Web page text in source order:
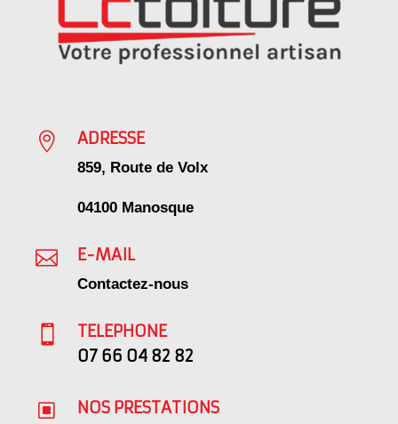
 ADRESSE
859, Route de Volx
04100 Manosque
 E-MAIL
Contactez-nous

TELEPHONE
07 66 04 82 82
W NOS PRESTATIONS